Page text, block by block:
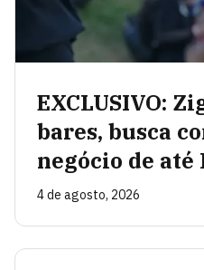
EXCLUSIVO:
bares, busca
negócio de até
4 de agosto, 2026